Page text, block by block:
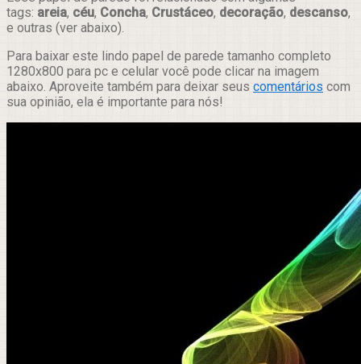
tags: areia, céu, Concha, Crustáceo, decoração, descanso,
e outras (ver abaixo).
Para baixar este lindo papel de parede tamanho completo
1280x800 para pc e celular você pode clicar na imagem
abaixo. Aproveite também para deixar seus comentários com
sua opinião, ela é importante para nós!